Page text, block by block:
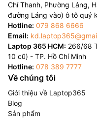
Chí Thanh, Phường Láng,
đường Láng vào) ô tô quý
Hotline: 079 868 6666
Email:
Laptop 365 HCM: 266/68
10 cũ) - TP. Hồ Chí Minh
Hotline: 078 389 7777
Về chúng tôi
Giới thiệu về Laptop365
Blog
Sản phẩm